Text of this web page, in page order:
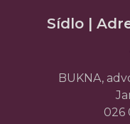
Sídlo |
BUKNA,
026